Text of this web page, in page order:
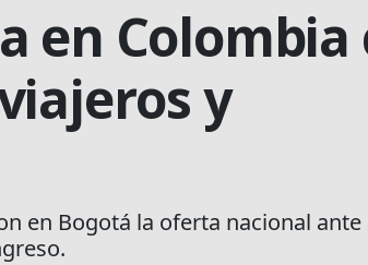
en Colombia
y
en Bogotá la oferta nacional ante